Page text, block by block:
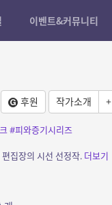
이벤트&커뮤니티
후원 작가소개 +
#피와증기시리즈
집장의 시선 선정작. 더보기